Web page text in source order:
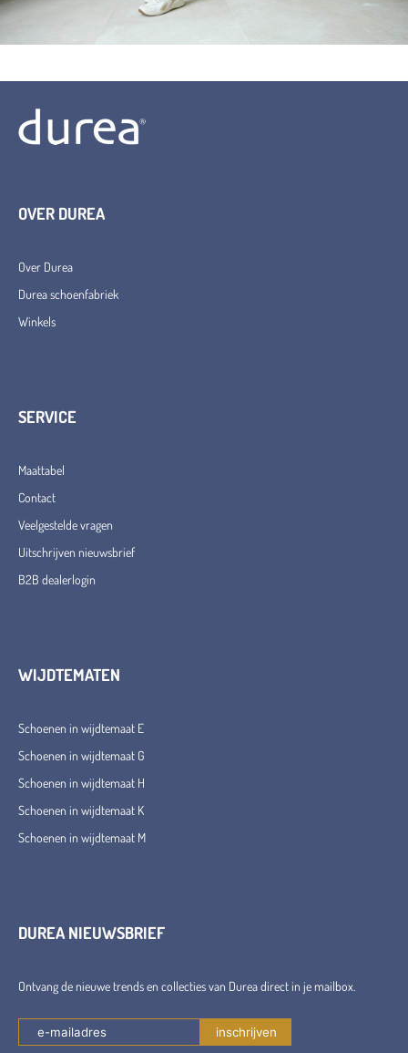
OVER DUREA
Over Durea
Durea schoenfabriek
Winkels
SERVICE
Maattabel
Contact
Veelgestelde vragen
Uitschrijven nieuwsbrief
B2B dealerlogin
WIJDTEMATEN
Schoenen in wijdtemaat E
Schoenen in wijdtemaat G
Schoenen in wijdtemaat H
Schoenen in wijdtemaat K
Schoenen in wijdtemaat M
DUREA NIEUWSBRIEF
Ontvang de nieuwe trends en collecties van Durea direct in je mailbox.